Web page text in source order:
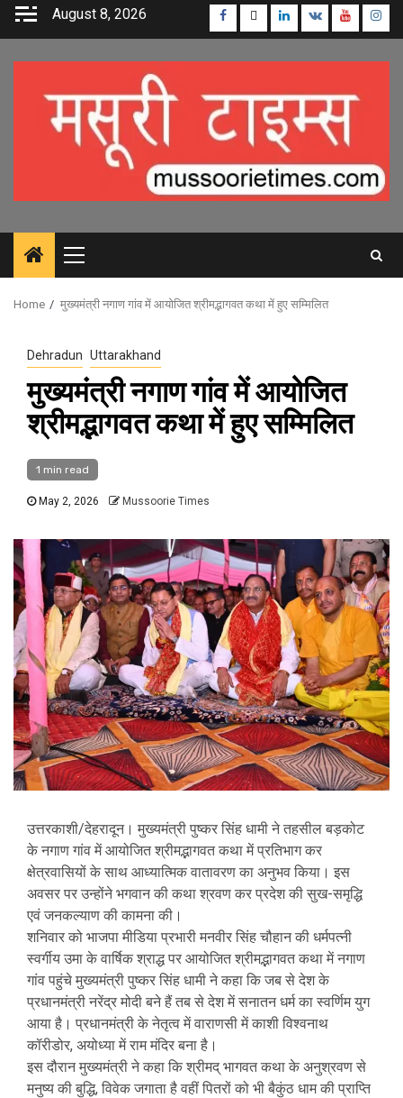
Skip
August 8, 2026 Facebook
TwitterLinkedin
VK Youtube
Primary
Menu
Home मुख्यमंत्री नगाण गांव में आयोजित श्रीमद्भागवत कथा में हुए सम्मिलित
Dehradun Uttarakhand
मुख्यमंत्री नगाण गांव में आयोजित
श्रीमद्भागवत कथा में हुए सम्मिलित
1 min read
May 2, 2026 Mussoorie Times
उत्तरकाशी/देहरादून। मुख्यमंत्री पुष्कर सिंह धामी ने तहसील बड़कोट
के नगाण गांव में आयोजित श्रीमद्भागवत कथा में प्रतिभाग कर
क्षेत्रवासियों के साथ आध्यात्मिक वातावरण का अनुभव किया। इस
अवसर पर उन्होंने भगवान की कथा श्रवण कर प्रदेश की सुख-समृद्धि
एवं जनकल्याण की कामना की।
शनिवार को भाजपा मीडिया प्रभारी मनवीर सिंह चौहान की धर्मपत्नी
स्वर्गीय उमा के वार्षिक श्राद्ध पर आयोजित श्रीमद्भागवत कथा में नगाण
गांव पहुंचे मुख्यमंत्री पुष्कर सिंह धामी ने कहा कि जब से देश के
प्रधानमंत्री नरेंद्र मोदी बने हैं तब से देश में सनातन धर्म का स्वर्णिम युग
आया है। प्रधानमंत्री के नेतृत्व में वाराणसी में काशी विश्वनाथ
कॉरीडोर, अयोध्या में राम मंदिर बना है।
इस दौरान मुख्यमंत्री ने कहा कि श्रीमद् भागवत कथा के अनुश्रवण से
मनुष्य की बुद्धि, विवेक जगाता है वहीं पितरों को भी बैकुंठ धाम की प्राप्ति